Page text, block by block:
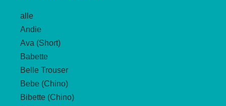
auf
der
Produktseite
gewählt
werden
alle
Andie
Ava (Short)
Babette
Belle Trouser
Bebe (Chino)
Bibette (Chino)